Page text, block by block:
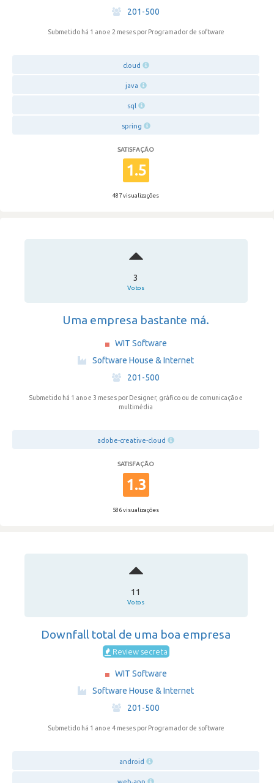
·
201-500
Submetido há 1 ano e 2 meses por Programador de software
cloud
java
sql
spring
SATISFAÇÃO
1.5
487 visualizações
3
Votos
Uma empresa bastante má.
WIT Software
Software House & Internet
·
201-500
Submetido há 1 ano e 3 meses por Designer, gráfico ou de comunicação e
multimédia
adobe-creative-cloud
SATISFAÇÃO
1.3
586 visualizações
11
Votos
Downfall total de uma boa empresa
Review secreta
WIT Software
Software House & Internet
·
201-500
Submetido há 1 ano e 4 meses por Programador de software
android